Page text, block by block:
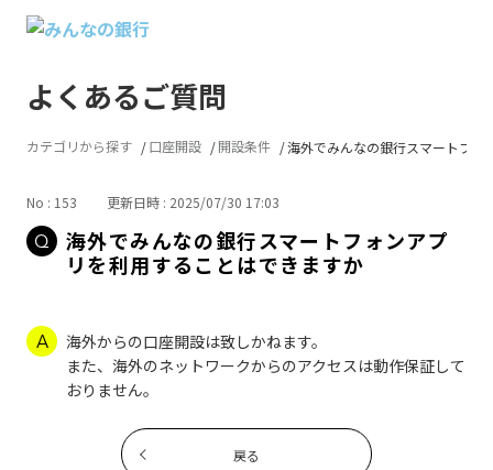
よくあるご質問
カテゴリから探す 口座開設 開設条件 海外でみんなの銀行スマートフォ
No : 153 更新日時 : 2025/07/30 17:03
海外でみんなの銀行スマートフォンアプ
リを利用することはできますか
海外からの口座開設は致しかねます。
また、海外のネットワークからのアクセスは動作保証して
おりません。
戻る